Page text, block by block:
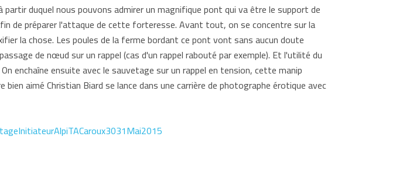
duquel nous pouvons admirer un magnifique pont qui va être le support de
de préparer l'attaque de cette forteresse. Avant tout, on se concentre sur la
la chose. Les poules de la ferme bordant ce pont vont sans aucun doute
de nœud sur un rappel (cas d'un rappel rabouté par exemple). Et l'utilité du
enchaîne ensuite avec le sauvetage sur un rappel en tension, cette manip
aimé Christian Biard se lance dans une carrière de photographe érotique avec